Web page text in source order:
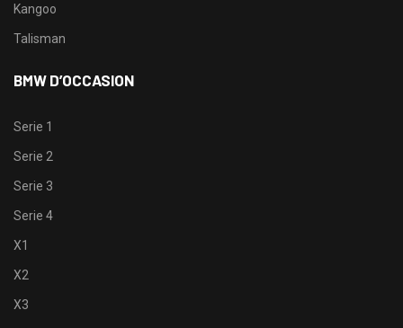
Kangoo
Talisman
BMW D’OCCASION
Serie 1
Serie 2
Serie 3
Serie 4
X1
X2
X3